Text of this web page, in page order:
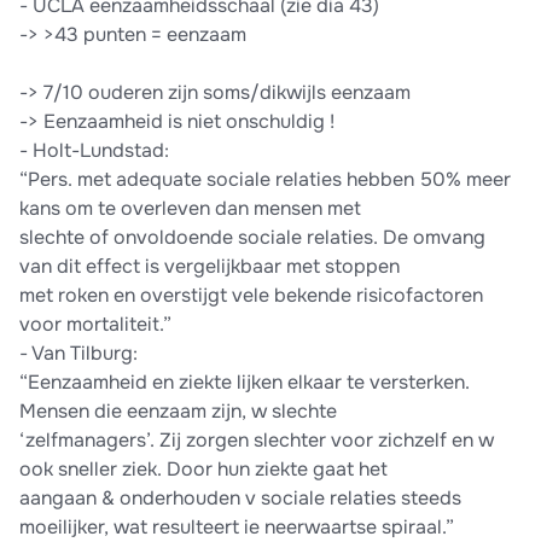
- UCLA eenzaamheidsschaal (zie dia 43)
-> >43 punten = eenzaam
-> 7/10 ouderen zijn soms/dikwijls eenzaam
-> Eenzaamheid is niet onschuldig !
- Holt-Lundstad:
“Pers. met adequate sociale relaties hebben 50% meer
kans om te overleven dan mensen met
slechte of onvoldoende sociale relaties. De omvang
van dit effect is vergelijkbaar met stoppen
met roken en overstijgt vele bekende risicofactoren
voor mortaliteit.”
- Van Tilburg:
“Eenzaamheid en ziekte lijken elkaar te versterken.
Mensen die eenzaam zijn, w slechte
‘zelfmanagers’. Zij zorgen slechter voor zichzelf en w
ook sneller ziek. Door hun ziekte gaat het
aangaan & onderhouden v sociale relaties steeds
moeilijker, wat resulteert ie neerwaartse spiraal.”